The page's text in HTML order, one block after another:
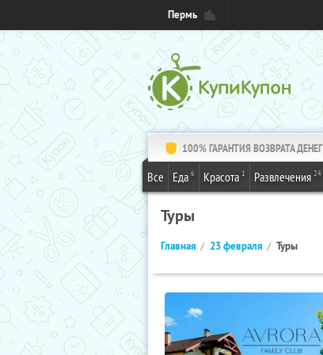
Пермь
100% ГАРАНТИЯ ВОЗВРАТА ДЕНЕГ
Все Еда 6 Красота 1 Развлечения 24
Туры
Главная 23 февраля Туры